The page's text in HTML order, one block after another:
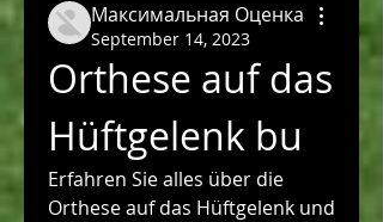
Максимальная Оценка
September 14, 2023
Orthese auf das
Hüftgelenk bu
Erfahren Sie alles über die
Orthese auf das Hüftgelenk und